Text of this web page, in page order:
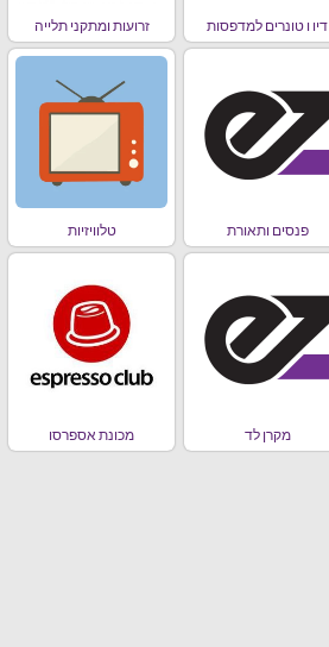
דיו ו טונרים למדפסות זרועות ומתקני תלייה
פנסים ותאורת טלוויזיות
מקרן לד מכונת אספרסו